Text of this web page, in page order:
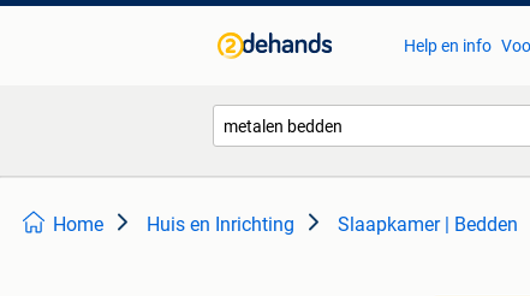
Help en info
Home Huis en Inrichting Slaapkamer | Bedden